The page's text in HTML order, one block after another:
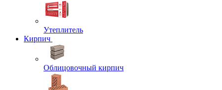
Утеплитель
Кирпич
Облицовочный кирпич